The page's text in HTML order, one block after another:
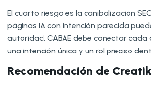
El cuarto riesgo es la canibalización
páginas IA con intención parecida
autoridad. CABAE debe conectar cada
una intención única y un rol preciso
Recomendación de